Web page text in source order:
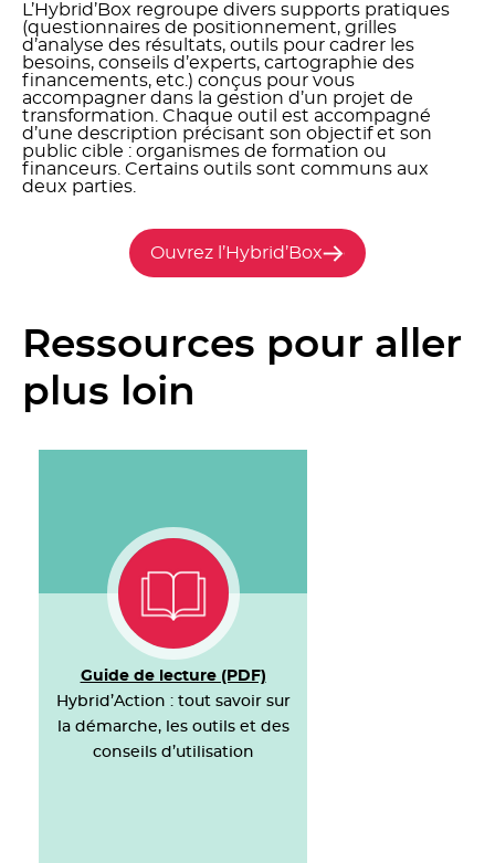
L’Hybrid’Box regroupe divers supports pratiques
(questionnaires de positionnement, grilles
d’analyse des résultats, outils pour cadrer les
besoins, conseils d’experts, cartographie des
financements, etc.) conçus pour vous
accompagner dans la gestion d’un projet de
transformation. Chaque outil est accompagné
d’une description précisant son objectif et son
public cible : organismes de formation ou
financeurs. Certains outils sont communs aux
deux parties.
Ouvrez l’Hybrid’Box
Ressources pour aller
plus loin
Guide de lecture (PDF)
Hybrid’Action : tout savoir sur
la démarche, les outils et des
conseils d’utilisation